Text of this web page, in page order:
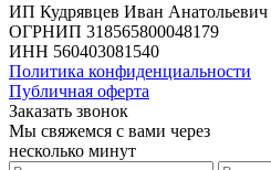
ИП Кудрявцев Иван Анатольевич
ОГРНИП 318565800048179
ИНН 560403081540
Политика конфиденциальности
Публичная оферта
Заказать звонок
Мы свяжемся с вами через
несколько минут